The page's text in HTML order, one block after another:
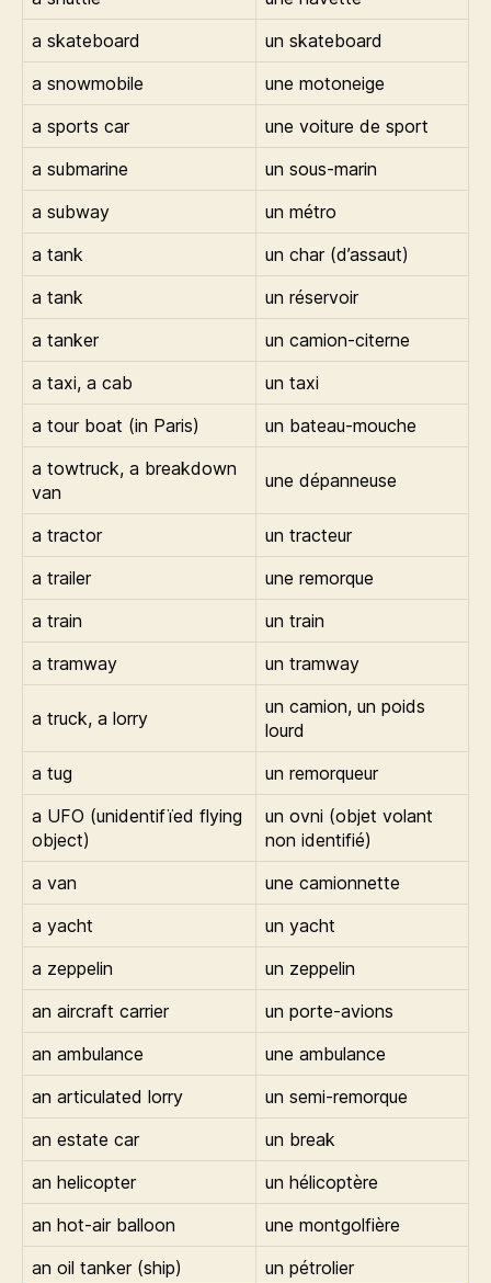
a skateboard
un skateboard
a snowmobile
une motoneige
a sports car
une voiture de sport
a submarine
un sous-marin
a subway
un métro
a tank
un char (d’assaut)
a tank
un réservoir
a tanker
un camion-citerne
a taxi, a cab
un taxi
a tour boat (in Paris)
un bateau-mouche
a towtruck, a breakdown
van
une dépanneuse
a tractor
un tracteur
a trailer
une remorque
a train
un train
a tramway
un tramway
a truck, a lorry
un camion, un poids
lourd
a tug
un remorqueur
a UFO (unidentifïed flying
object)
un ovni (objet volant
non identifié)
a van
une camionnette
a yacht
un yacht
a zeppelin
un zeppelin
an aircraft carrier
un porte-avions
an ambulance
une ambulance
an articulated lorry
un semi-remorque
an estate car
un break
an helicopter
un hélicoptère
an hot-air balloon
une montgolfière
an oil tanker (ship)
un pétrolier